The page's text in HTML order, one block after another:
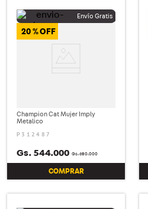
20 %
Champion Cat Mujer Imply
Metalico
P312487
Gs.680.000
Gs. 544.000
COMPRAR